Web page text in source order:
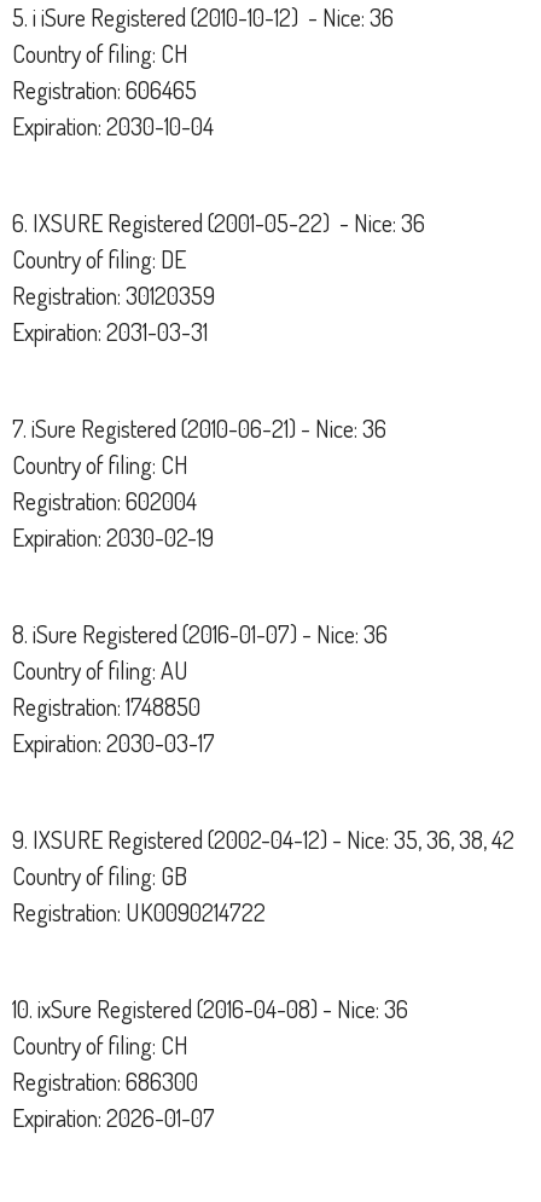
5. i iSure Registered (2010-10-12) - Nice: 36
Country of filing: CH
Registration: 606465
Expiration: 2030-10-04
6. IXSURE Registered (2001-05-22) - Nice: 36
Country of filing: DE
Registration: 30120359
Expiration: 2031-03-31
7. iSure Registered (2010-06-21) - Nice: 36
Country of filing: CH
Registration: 602004
Expiration: 2030-02-19
8. iSure Registered (2016-01-07) - Nice: 36
Country of filing: AU
Registration: 1748850
Expiration: 2030-03-17
9. IXSURE Registered (2002-04-12) - Nice: 35, 36, 38, 42
Country of filing: GB
Registration: UK0090214722
10. ixSure Registered (2016-04-08) - Nice: 36
Country of filing: CH
Registration: 686300
Expiration: 2026-01-07